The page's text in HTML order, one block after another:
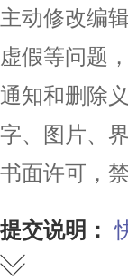
主动修改编
虚假等问题
通知和删除义
字、图片、
书面许可，
提交说明：